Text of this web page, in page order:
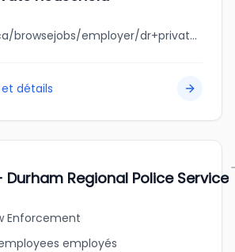
jobbank.gc.ca/browsejobs/employer/dr+private+household/ca
détails
Durham Regional Police Service
Enforcement
employés